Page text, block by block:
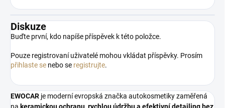
Diskuze
Buďte první, kdo napíše příspěvek k této položce.
Pouze registrovaní uživatelé mohou vkládat příspěvky. Prosím
přihlaste se nebo se registrujte.
EWOCAR je moderní evropská značka autokosmetiky zaměřená